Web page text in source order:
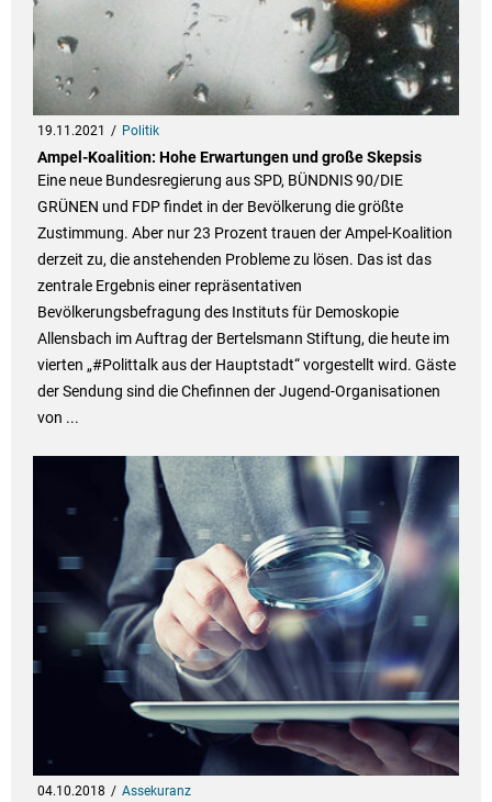
19.11.2021 Politik
Ampel-Koalition: Hohe Erwartungen und große Skepsis
Eine neue Bundesregierung aus SPD, BÜNDNIS 90/DIE
GRÜNEN und FDP findet in der Bevölkerung die größte
Zustimmung. Aber nur 23 Prozent trauen der Ampel-Koalition
derzeit zu, die anstehenden Probleme zu lösen. Das ist das
zentrale Ergebnis einer repräsentativen
Bevölkerungsbefragung des Instituts für Demoskopie
Allensbach im Auftrag der Bertelsmann Stiftung, die heute im
vierten „#Polittalk aus der Hauptstadt“ vorgestellt wird. Gäste
der Sendung sind die Chefinnen der Jugend-Organisationen
von ...
04.10.2018 Assekuranz